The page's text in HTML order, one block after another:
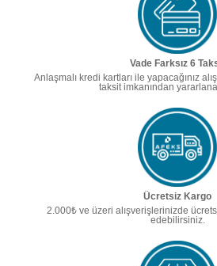
Vade Farksız 6
Anlaşmalı kredi kartları ile yapacağınız
taksit imkanından
Ücretsiz Kargo
2.000₺ ve üzeri alışverişlerinizde
edebilirsiniz.